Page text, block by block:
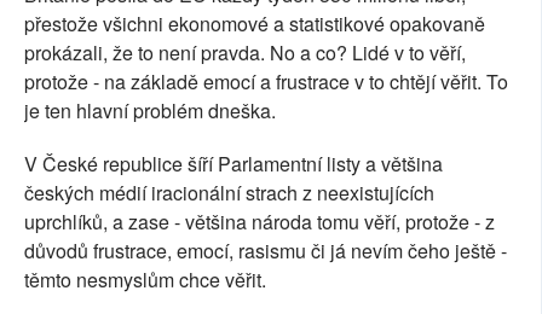
přestože všichni ekonomové a statistikové opakovaně
prokázali, že to není pravda. No a co? Lidé v to věří,
protože - na základě emocí a frustrace v to chtějí věřit. To
je ten hlavní problém dneška.
V České republice šíří Parlamentní listy a většina
českých médií iracionální strach z neexistujících
uprchlíků, a zase - většina národa tomu věří, protože - z
důvodů frustrace, emocí, rasismu či já nevím čeho ještě -
těmto nesmyslům chce věřit.